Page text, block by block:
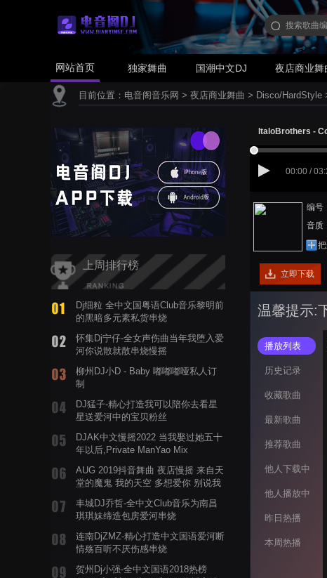
网站首页 独家舞曲 国潮中文DJ 夜店商业舞
目前位置： 电音阁音乐网 > 夜店商业舞曲 > Disco/HardStyle
上周排行榜
Dj细粒 全中文国粤语Club音乐黎明前
的黑暗多元素私货串烧
怀集Dj宁仔-全女声伤曲当年我堕入爱
河你说散就散串烧慢摇
柳州DJ小D - Baby 嘟嘟嘟哑私人订
制
DJ猛子-精心打造我可以陪你去看星
星送爱河中的宝贝粉丝
DJAK中文慢摇2022 当我娶过她五十
年以后,Private ManYao Mix
AUG 2019抖音舞曲 夜店慢摇 来自天
堂的魔鬼 我的天空 多想爱你 别说我
丰城DJ乔哲-全中文Club音乐为南昌
琪琪妹缔造包房爱河串烧
连南DjZMZ-精心打造中文国语爱河断
情殇百听不厌伤感串烧
贺州Dj小强-全中文国语2018热榜
ItaloBrothers -
00:00 /
编号
音质
立即下载
温馨提示:
播放列表
历史记录
收藏歌曲
最新歌曲
推荐歌曲
他人下载中
他人播放中
昨日热播
本周热播